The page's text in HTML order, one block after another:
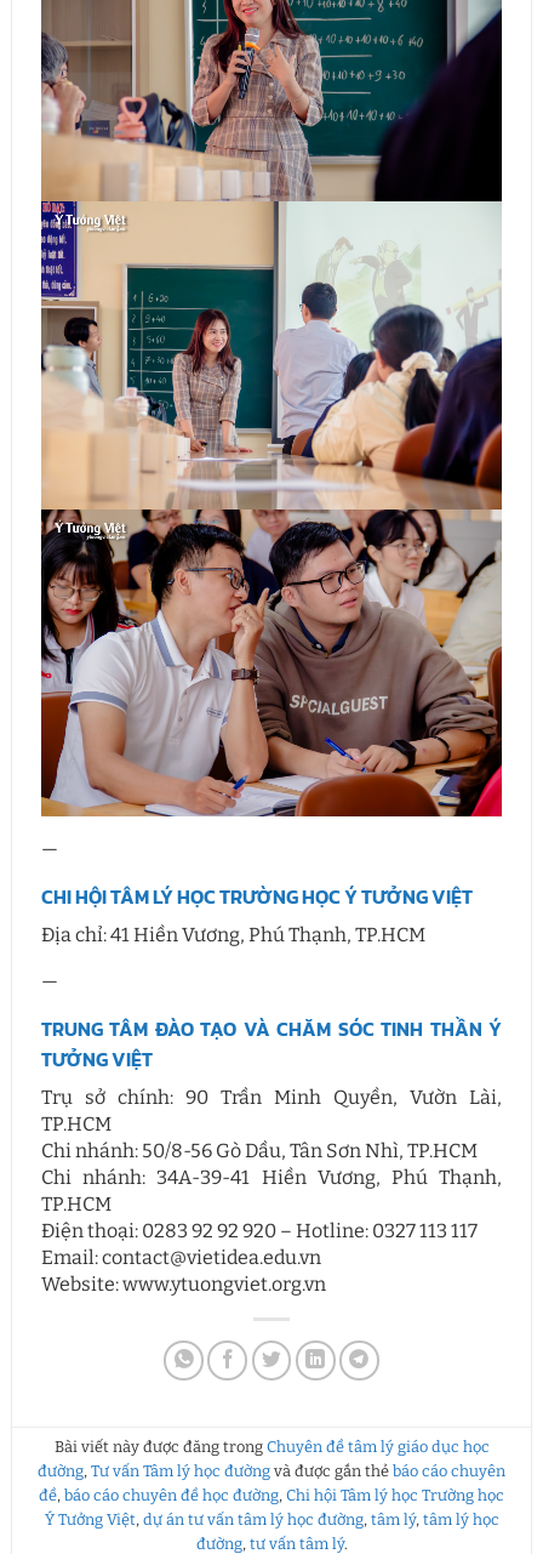
—
CHI HỘI TÂM LÝ HỌC TRƯỜNG HỌC Ý TƯỞNG VIỆT
Địa chỉ: 41 Hiền Vương, Phú Thạnh, TP.HCM
—
TRUNG TÂM ĐÀO TẠO VÀ CHĂM SÓC TINH THẦN Ý
TƯỞNG VIỆT
Trụ sở chính: 90 Trần Minh Quyền, Vườn Lài,
TP.HCM
Chi nhánh: 50/8-56 Gò Dầu, Tân Sơn Nhì, TP.HCM
Chi nhánh: 34A-39-41 Hiền Vương, Phú Thạnh,
TP.HCM
Điện thoại: 0283 92 92 920 – Hotline: 0327 113 117
Email: contact@vietidea.edu.vn
Website: www.ytuongviet.org.vn
Bài viết này được đăng trong Chuyên đề tâm lý giáo dục học
đường, Tư vấn Tâm lý học đường và được gắn thẻ báo cáo chuyên
đề, báo cáo chuyên đề học đường, Chi hội Tâm lý học Trường học
Ý Tưởng Việt, dự án tư vấn tâm lý học đường, tâm lý, tâm lý học
đường, tư vấn tâm lý.